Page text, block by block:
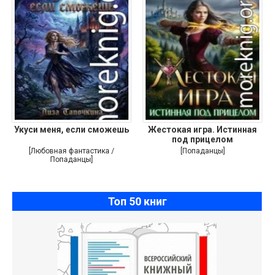
Укуси меня, если сможешь
[Любовная фантастика /
Попаданцы]
Жестокая игра. Истинная
под прицелом
[Попаданцы]
Топ 50 книг